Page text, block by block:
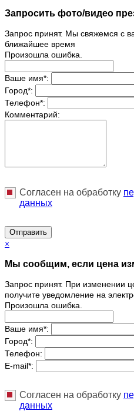
Запросить фото/видео
Запрос принят. Мы свяжемся с
ближайшее время
Произошла ошибка.
Ваше имя*:
Город*:
Телефон*:
Комментарий:
Согласен на обработку
данных
Отправить
×
Мы сообщим, если цена
Запрос принят. При изменении
получите уведомление на
Произошла ошибка.
Ваше имя*:
Город*:
Телефон:
E-mail*:
Согласен на обработку
данных